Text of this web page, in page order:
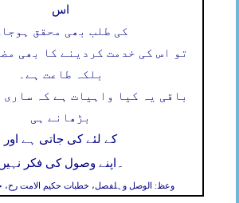
اس
کی طلب بھی محقق
تو اس کی خدمت کردینے کا بھی
بلکہ طاعت ہے۔
باقی یہ کیا واہیات ہے کہ ساری
بڑھانے ہی
کے لئے کی جاتی ہے اور
اپنے وصول کی فکر ۔
وعظ: الوصل وہلفصل، خطبات حکیم الامت رح، جلد 15/ص